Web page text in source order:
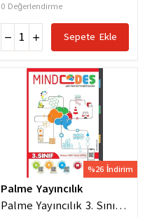
0 Değerlendirme
Sepete Ekle
%26 İndirim
Palme Yayıncılık
Palme Yayıncılık 3. Sınıf